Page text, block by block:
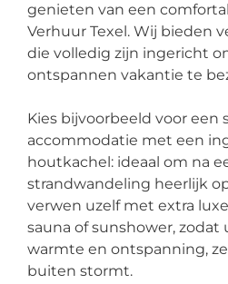
genieten van een
Verhuur Texel. Wij bieden
die volledig zijn ingericht
ontspannen vakantie te
Kies bijvoorbeeld voor een
accommodatie met een
houtkachel: ideaal om na
strandwandeling heerlijk
verwen uzelf met extra
sauna of sunshower, zodat
warmte en ontspanning,
buiten stormt.